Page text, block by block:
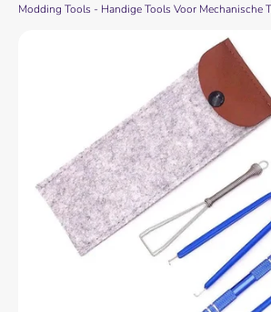
Modding Tools - Handige Tools Voor Mechanische